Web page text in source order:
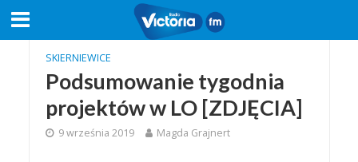
SKIERNIEWICE
Podsumowanie tygodnia
projektów w LO [ZDJĘCIA]
9 września 2019 Magda Grajnert